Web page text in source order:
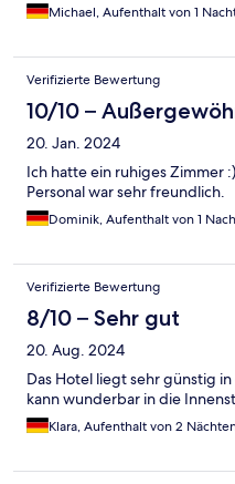
Michael, Aufenthalt von 1
Verifizierte Bewertung
10/10 –
20. Jan. 2024
Ich hatte ein ruhiges Zimmer
Personal war sehr freundlich.
Dominik, Aufenthalt von 1
Verifizierte Bewertung
8/10 – Sehr gut
20. Aug. 2024
Das Hotel liegt sehr günstig
kann wunderbar in die
Klara, Aufenthalt von 2